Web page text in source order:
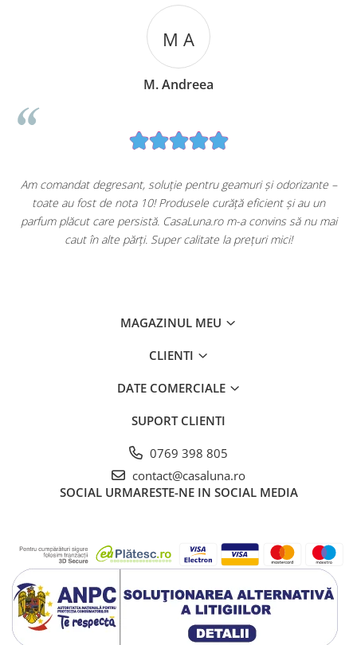
M A
M. Andreea
Am comandat degresant, soluție pentru geamuri și odorizante –
toate au fost de nota 10! Produsele curăță eficient și au un
parfum plăcut care persistă. CasaLuna.ro m-a convins să nu mai
caut în alte părți. Super calitate la prețuri mici!
MAGAZINUL MEU
CLIENTI
DATE COMERCIALE
SUPORT CLIENTI
0769 398 805
contact@casaluna.ro
SOCIAL URMARESTE-NE IN SOCIAL MEDIA